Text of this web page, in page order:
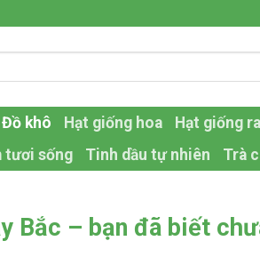
Đồ khô Hạt giống hoa Hạt giống
tươi sống Tinh dầu tự nhiên Trà
Bắc – bạn đã biết